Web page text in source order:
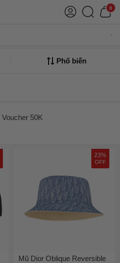
0
Phổ biến
Voucher 50K
23%
OFF
Mũ Dior Oblique Reversible